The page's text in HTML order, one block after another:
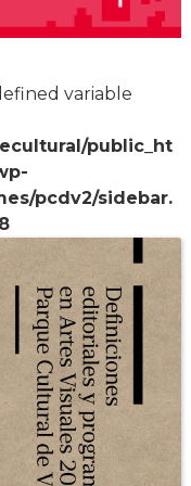
variable
public_ht
pcdv2/sidebar.